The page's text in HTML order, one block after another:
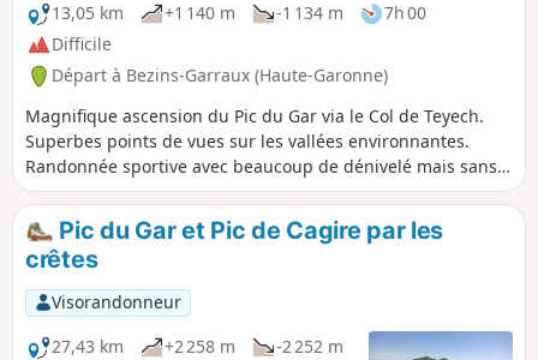
13,05 km
+1 140 m -1 134 m
7h 00
Difficile
Départ à Bezins-Garraux (Haute-Garonne)
Magnifique ascension du Pic du Gar via le Col de Teyech.
Superbes points de vues sur les vallées environnantes.
Randonnée sportive avec beaucoup de dénivelé mais sans
difficulté technique.
Pic du Gar et Pic de Cagire par les
crêtes
Visorandonneur
27,43 km
+2 258 m
-2 252 m